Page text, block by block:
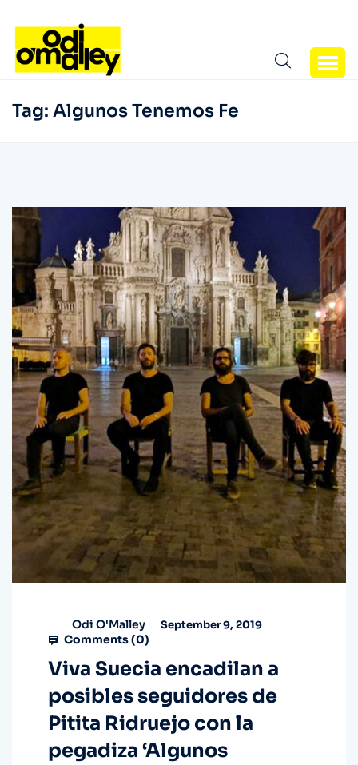
Tag: Algunos Tenemos Fe
Odi O'Malley September 9, 2019
Comments (0)
Viva Suecia encadilan a
posibles seguidores de
Pitita Ridruejo con la
pegadiza ‘Algunos